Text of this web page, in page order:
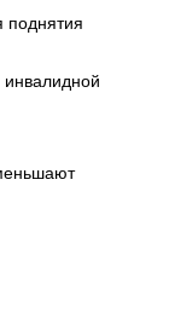
поднятия
инвалидной